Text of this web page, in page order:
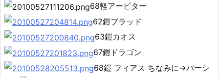
68軽アービター
62鎧ブラッド
63鎧カオス
67鎧ドラゴン
68鎧 フィアス ちなみに→パーシ